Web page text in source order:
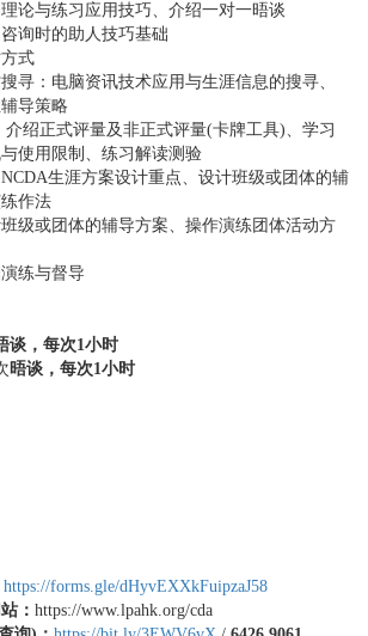
论与练习应用技巧、介绍一对一晤谈
询时的助人技巧基础
式
寻：电脑资讯技术应用与生涯信息的搜寻、
导策略
绍正式评量及非正式评量(卡牌工具)、学习
使用限制、练习解读测验
生涯方案设计重点、设计班级或团体的辅
作法
级或团体的辅导方案、操作演练团体活动方
练与督导
谈，每次1小时
晤谈，每次1小时
https://forms.gle/dHyvEXXkFuipzaJ58
： https://www.lpahk.org/cda